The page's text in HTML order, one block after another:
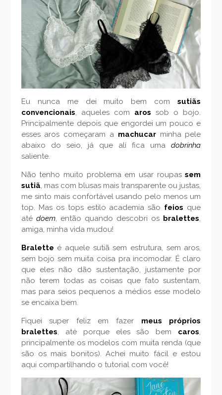
Eu nunca me dei muito bem comsutiãs
convencionais, aqueles com aros sob o bojo.
Principalmente depois que engordei um pouco e
esses aros começaram a machucarminha pele
abaixo do seio, já que alí fica umadobrinha
saliente.
Não tenho muito problema em usar roupassem
sutiã, mas com blusas mais transparente ou justas,
me sinto mais confortável usando pelo menos um
top. Mas os tops estilo academia são feios que
até doem, então quando descobri os bralettes,
amiga, minha vida mudou!
Bralette é aquele sutiã sem estrutura, sem aros,
sem bojo sem muita coisa pra incomodar. É claro
que eles não dão sustentação, justamente por
não terem todas as coisas que fato sustentam,
mas para seios pequenos a médios esse modelo
se encaixa bem.
Fiquei super feliz em fazer meus próprios
bralettes, até porque eles são bem caros,
principalmente os modelos com muita renda (que
são os mais bonitos). Achei muito fácil e estou
aqui compartilhando o tutorial com você!